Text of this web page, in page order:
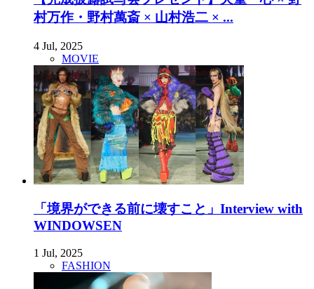
村万作・野村萬斎 × 山村浩二 × ...
4 Jul, 2025
MOVIE
「境界ができる前に壊すこと」Interview with
WINDOWSEN
1 Jul, 2025
FASHION